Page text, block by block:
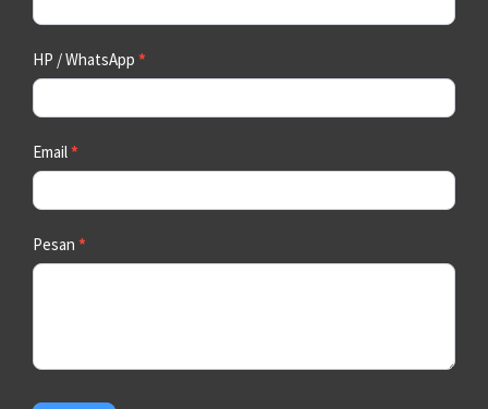
HP / WhatsApp *
Email*
Pesan *